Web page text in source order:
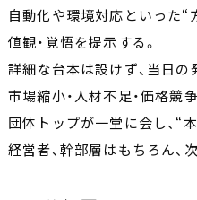
自動化や環境対応といった“
値観・覚悟を提示する。
詳細な台本は設けず、当日
市場縮小・人材不足・価格競
団体トップが一堂に会し、“
経営者、幹部層はもちろん